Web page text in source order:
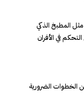
المطبخ الذكي
في الأفران
الخطوات الضرورية